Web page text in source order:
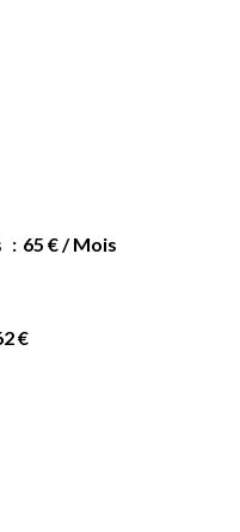
65 € / Mois
€